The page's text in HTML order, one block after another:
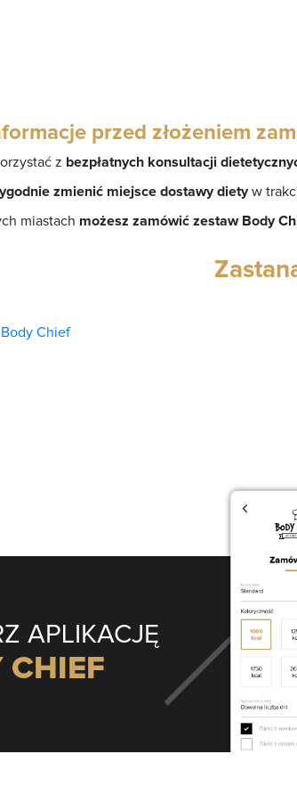
przed złożeniem
z bezpłatnych konsultacji
zmienić miejsce dostawy dietyw
miastach możesz zamówić zestaw Body
APLIKACJĘ
CHIEF